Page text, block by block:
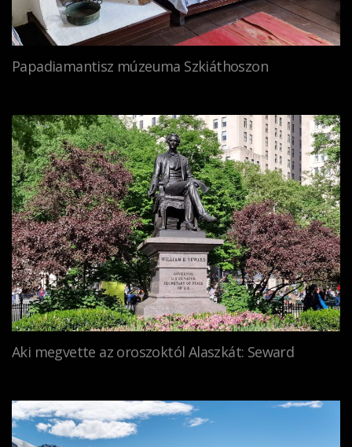
Papadiamantisz múzeuma Szkiáthoszon
Aki megvette az oroszoktól Alaszkát: Seward